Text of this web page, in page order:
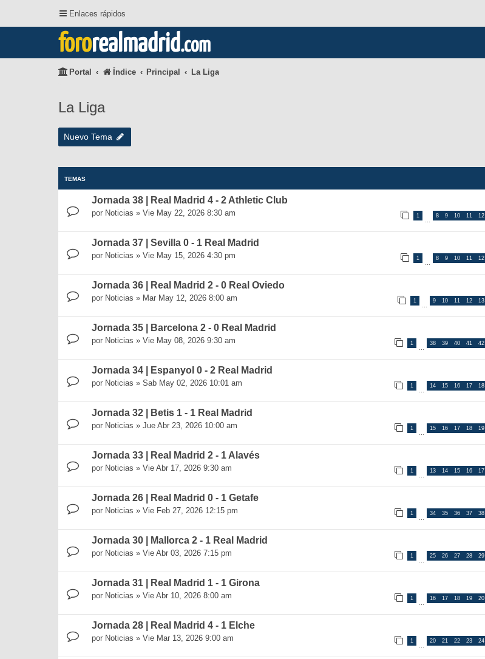
Enlaces rápidos
fororealmadrid.com
Portal Índice Principal La Liga
La Liga
Nuevo Tema
TEMAS
Jornada 38 | Real Madrid 4 - 2 Athletic Club
por Noticias » Vie May 22, 2026 8:30 am 1
…
8 9 10 11 12
Jornada 37 | Sevilla 0 - 1 Real Madrid
por Noticias » Vie May 15, 2026 4:30 pm 1
…
8 9 10 11 12
Jornada 36 | Real Madrid 2 - 0 Real Oviedo
por Noticias » Mar May 12, 2026 8:00 am 1
…
9 10 11 12 13
Jornada 35 | Barcelona 2 - 0 Real Madrid
por Noticias » Vie May 08, 2026 9:30 am 1
…
38 39 40 41 42
Jornada 34 | Espanyol 0 - 2 Real Madrid
por Noticias » Sab May 02, 2026 10:01 am 1
…
14 15 16 17 18
Jornada 32 | Betis 1 - 1 Real Madrid
por Noticias » Jue Abr 23, 2026 10:00 am 1
…
15 16 17 18 19
Jornada 33 | Real Madrid 2 - 1 Alavés
por Noticias » Vie Abr 17, 2026 9:30 am 1
…
13 14 15 16 17
Jornada 26 | Real Madrid 0 - 1 Getafe
por Noticias » Vie Feb 27, 2026 12:15 pm 1
…
34 35 36 37 38
Jornada 30 | Mallorca 2 - 1 Real Madrid
por Noticias » Vie Abr 03, 2026 7:15 pm 1
…
25 26 27 28 29
Jornada 31 | Real Madrid 1 - 1 Girona
por Noticias » Vie Abr 10, 2026 8:00 am 1
…
16 17 18 19 20
Jornada 28 | Real Madrid 4 - 1 Elche
por Noticias » Vie Mar 13, 2026 9:00 am 1
…
20 21 22 23 24